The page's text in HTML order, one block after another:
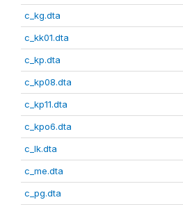
c_kg.dta
c_kk01.dta
c_kp.dta
c_kp08.dta
c_kp11.dta
c_kpo6.dta
c_lk.dta
c_me.dta
c_pg.dta